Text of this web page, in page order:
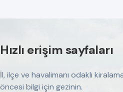
Hızlı erişim sayfaları
İl, ilçe ve havalimanı odaklı
öncesi bilgi için gezinin.